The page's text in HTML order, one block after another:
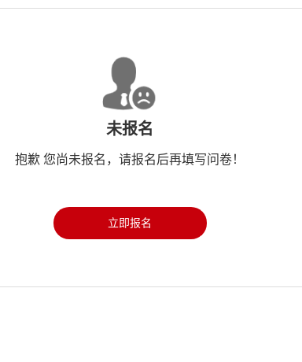
未报名
抱歉 您尚未报名，请报名后再填写问卷！
立即报名